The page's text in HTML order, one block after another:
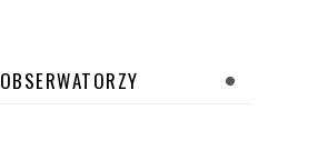
OBSERWATORZY